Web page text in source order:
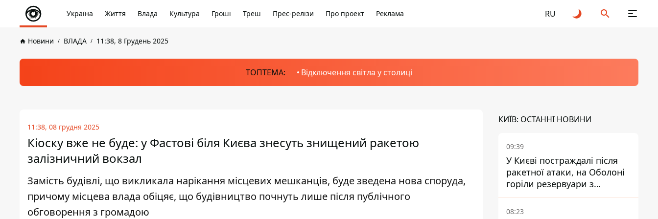
Україна Життя Влада Культура Гроші Треш Прес-релізи Про проект Реклама RU
Новини ВЛАДА 11:38, 8 Грудень 2025
ТОПТЕМА: Відключення світла у столиці
11:38, 08 грудня 2025
Кіоску вже не буде: у Фастові біля Києва знесуть знищений ракетою
залізничний вокзал
Замість будівлі, що викликала нарікання місцевих мешканців, буде зведена нова споруда,
причому місцева влада обіцяє, що будівництво почнуть лише після публічного
обговорення з громадою
КИЇВ: ОСТАННІ НОВИНИ
09:39
У Києві постраждалі після
ракетної атаки, на Оболоні
горіли резервуари з
паливом
08:23